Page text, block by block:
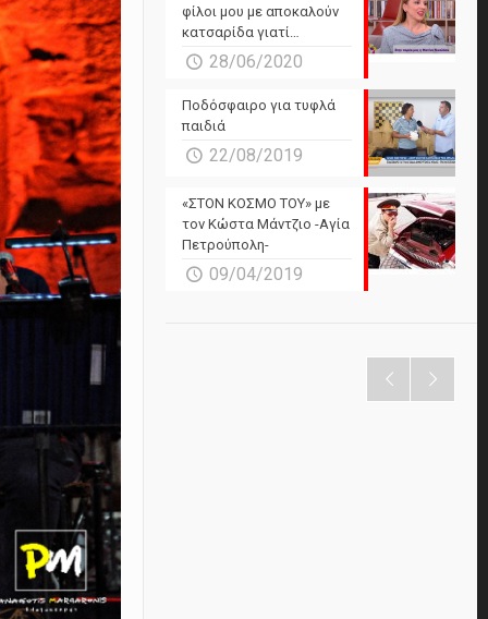
φίλοι μου με αποκαλούν
κατσαρίδα γιατί…
28/06/2020
Ποδόσφαιρο για τυφλά
παιδιά
22/08/2019
«ΣΤΟΝ ΚΟΣΜΟ ΤΟΥ» με
τον Κώστα Μάντζιο -Αγία
Πετρούπολη-
09/04/2019